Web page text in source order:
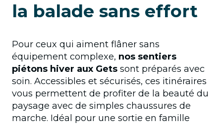
la balade sans effort
Pour ceux qui aiment flâner sans
équipement complexe, nos sentiers
piétons hiver aux Gets sont préparés avec
soin. Accessibles et sécurisés, ces itinéraires
vous permettent de profiter de la beauté du
paysage avec de simples chaussures de
marche. Idéal pour une sortie en famille